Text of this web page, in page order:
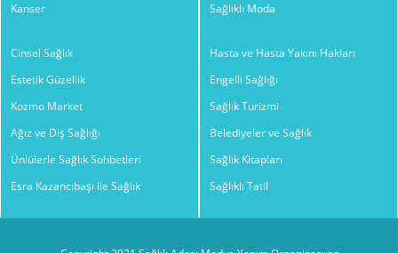
Kanser
Sağlıklı Moda
Cinsel Sağlık
Estetik Güzellik
Kozmo Market
Ağız ve Diş Sağlığı
Ünlülerle Sağlık Sohbetleri
Esra Kazancıbaşı ile Sağlık
Hasta ve Hasta Yakını Hakları
Engelli Sağlığı
Sağlık Turizmi
Belediyeler ve Sağlık
Sağlık Kitapları
Sağlıklı Tatil